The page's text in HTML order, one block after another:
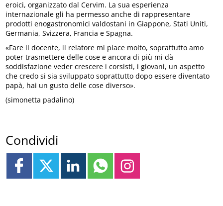
eroici, organizzato dal Cervim. La sua esperienza
internazionale gli ha permesso anche di rappresentare
prodotti enogastronomici valdostani in Giappone, Stati Uniti,
Germania, Svizzera, Francia e Spagna.
«Fare il docente, il relatore mi piace molto, soprattutto amo
poter trasmettere delle cose e ancora di più mi dà
soddisfazione veder crescere i corsisti, i giovani, un aspetto
che credo si sia sviluppato soprattutto dopo essere diventato
papà, hai un gusto delle cose diverso».
(simonetta padalino)
Condividi